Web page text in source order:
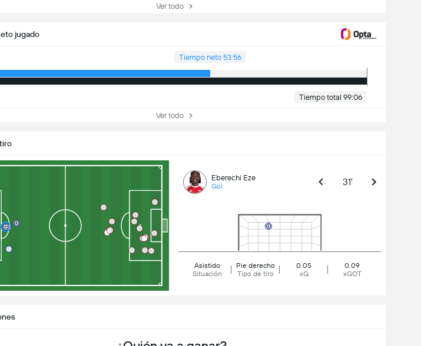
Ver todo
jugado
Tiempo neto 53:56
Tiempo total 99:06
Ver todo
Eberechi Eze
Gol 31'
Asistido
Situación
Pie derecho
Tipo de tiro
0.05
xG
0.09
xGOT